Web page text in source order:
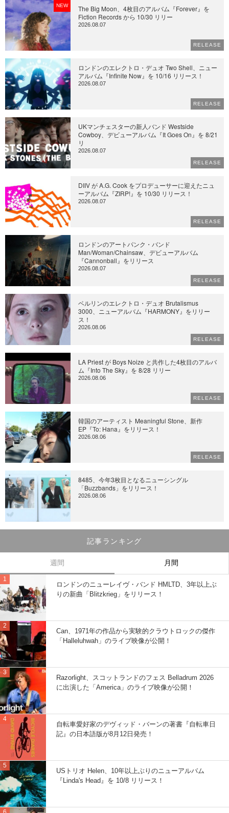
NEW
The Big Moon、4枚目のアルバム『Forever』を
Fiction Records から 10/30 リリー
2026.08.07
RELEASE
ロンドンのエレクトロ・デュオ Two Shell、ニュー
アルバム『Infinite Now』を 10/16 リリース！
2026.08.07
RELEASE
UKマンチェスターの新人バンド Westside
Cowboy、デビューアルバム『It Goes On』を 8/21
リ
2026.08.07
RELEASE
DIIV が A.G. Cook をプロデューサーに迎えたニュ
ーアルバム『ZIRP!』を 10/30 リリース！
2026.08.07
RELEASE
ロンドンのアートパンク・バンド
Man/Woman/Chainsaw、デビューアルバム
『Cannonball』をリリース
2026.08.07
RELEASE
ベルリンのエレクトロ・デュオ Brutalismus
3000、ニューアルバム『HARMONY』をリリー
ス！
2026.08.06
RELEASE
LA Priest が Boys Noize と共作した4枚目のアルバ
ム『Into The Sky』を 8/28 リリー
2026.08.06
RELEASE
韓国のアーティスト Meaningful Stone、新作
EP『To: Hana』をリリース！
2026.08.06
RELEASE
8485、今年3枚目となるニューシングル
「Buzzbands」をリリース！
2026.08.06
記事ランキング
週間 月間
ロンドンのニューレイヴ・バンド HMLTD、3年以上ぶ
りの新曲「Blitzkrieg」をリリース！
Can、1971年の作品から実験的クラウトロックの傑作
「Halleluhwah」のライブ映像が公開！
Razorlight、スコットランドのフェス Belladrum 2026
に出演した「America」のライブ映像が公開！
自転車愛好家のデヴィッド・バーンの著書『自転車日
記』の日本語版が8月12日発売！
USトリオ Helen、10年以上ぶりのニューアルバム
『Linda's Head』を 10/8 リリース！